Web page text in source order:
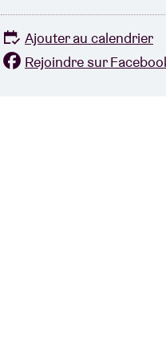
Ajouter au calendrier
Rejoindre sur